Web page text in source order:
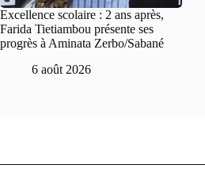
Excellence scolaire : 2 ans après,
Farida Tietiambou présente ses
progrès à Aminata Zerbo/Sabané
6 août 2026